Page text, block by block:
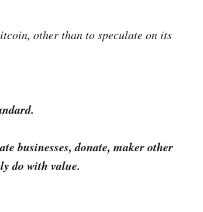
other than to speculate on its
businesses, donate, maker other
do with value.